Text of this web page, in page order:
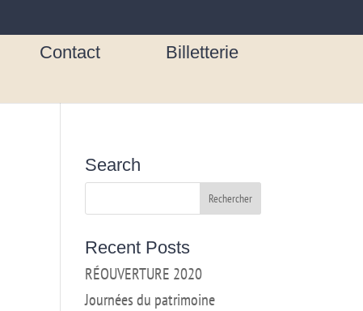
Contact
Billetterie
Search
Recent Posts
RÉOUVERTURE 2020
Journées du patrimoine